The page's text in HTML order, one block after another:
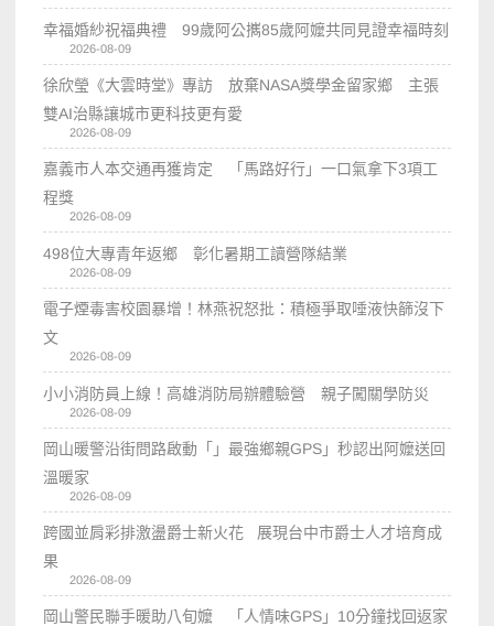
幸福婚紗祝福典禮 99歲阿公𢹂85歲阿嬤共同見證幸福時刻
2026-08-09
徐欣瑩《大雲時堂》專訪 放棄NASA獎學金留家鄉 主張
雙AI治縣讓城市更科技更有愛
2026-08-09
嘉義市人本交通再獲肯定 「馬路好行」一口氣拿下3項工
程獎
2026-08-09
498位大專青年返鄉 彰化暑期工讀營隊結業
2026-08-09
電子煙毒害校園暴增！林燕祝怒批：積極爭取唾液快篩沒下
文
2026-08-09
小小消防員上線！高雄消防局辦體驗營 親子闖關學防災
2026-08-09
岡山暖警沿街問路啟動「」最強鄉親GPS」秒認出阿嬤送回
溫暖家
2026-08-09
跨國並肩彩排激盪爵士新火花 展現台中市爵士人才培育成
果
2026-08-09
岡山警民聯手暖助八旬嬤 「人情味GPS」10分鐘找回返家